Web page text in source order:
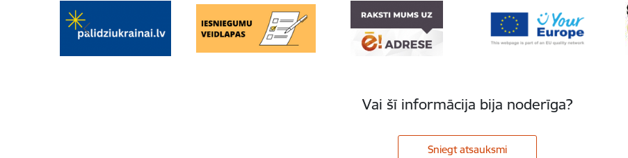
Vai šī informācija bija noderīga?
Sniegt atsauksmi